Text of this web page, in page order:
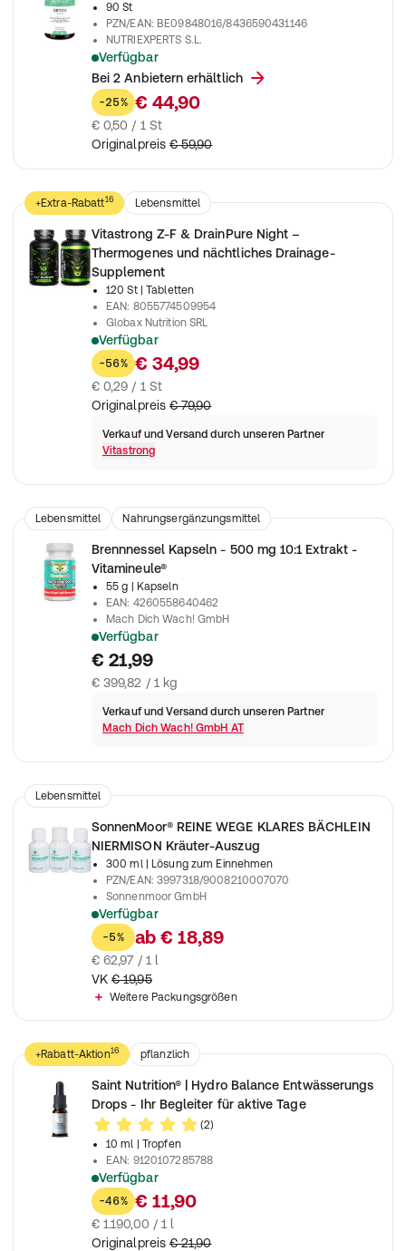
90 St
PZN/EAN: BE09848016/8436590431146
NUTRIEXPERTS S.L.
Verfügbar
Leber Kur - Darmreinigungskur Natürlich - Mariendistel +
Bei 2 Anbietern erhältlich
-25% € 44,90
€ 0,50 / 1 St
Originalpreis € 59,90
+Extra-Rabatt16
Lebensmittel
Nahrungsergänzungsmittel
Vitastrong Z-F & DrainPure Night –
Thermogenes und nächtliches Drainage-
Supplement
120 St
| Tabletten
EAN: 8055774509954
Globax Nutrition SRL
Verfügbar
Thermogenes und nächtliches Drainage-Supplement für
-56% € 34,99
€ 0,29 / 1 St
Originalpreis € 79,90
Verkauf und Versand durch unseren Partner
Vitastrong
Lebensmittel Nahrungsergänzungsmittel
Brennnessel Kapseln - 500 mg 10:1 Extrakt -
Vitamineule®
55 g
| Kapseln
EAN: 4260558640462
Mach Dich Wach! GmbH
Verfügbar
Brennnessel Kapseln ohne künstliche Zusätze - in
€ 21,99
€ 399,82 / 1 kg
Verkauf und Versand durch unseren Partner
Mach Dich Wach! GmbH AT
Lebensmittel
SonnenMoor® REINE WEGE KLARES BÄCHLEIN
NIERMISON Kräuter-Auszug
300 ml
| Lösung zum Einnehmen
PZN/EAN:3997318/9008210007070
Sonnenmoor GmbH
Verfügbar
Zur Reinigung und Stärkung von Nieren
-5% ab € 18,89
€ 62,97 / 1 l
VK € 19,95
Weitere Packungsgrößen
+Rabatt-Aktion16
pflanzlich
Nahrungsergänzungsmittel
Saint Nutrition® | Hydro Balance Entwässerungs
Drops - Ihr Begleiter für aktive Tage
(2)
10 ml
| Tropfen
EAN: 9120107285788
Verfügbar
Ideal als Begleiter in Phasen bewusster Ernährung &
-46% € 11,90
€ 1.190,00 / 1 l
Originalpreis € 21,90